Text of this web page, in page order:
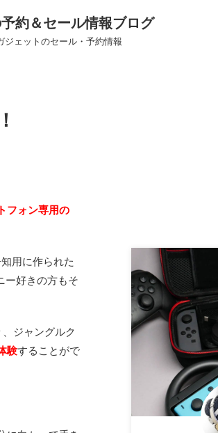
約＆セール情報ブログ
ェットのセール・予約情報
フォン専用の
用に作られた
ー好きの方もそ
ジャングルク
験することがで